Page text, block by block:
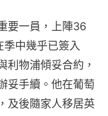
要一員，上陣36
中幾乎已簽入
利物浦傾妥合約，
妥手續。他在葡萄
及後隨家人移居英